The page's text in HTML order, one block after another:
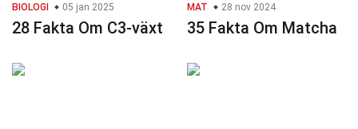
BIOLOGI 05 jan 2025
28 Fakta Om C3-växt
MAT 28 nov 2024
35 Fakta Om Matcha